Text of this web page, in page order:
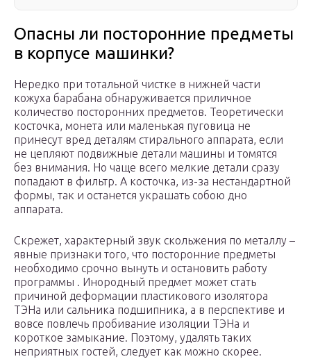
Опасны ли посторонние предметы
в корпусе машинки?
Нередко при тотальной чистке в нижней части
кожуха барабана обнаруживается приличное
количество посторонних предметов. Теоретически
косточка, монета или маленькая пуговица не
принесут вред деталям стирального аппарата, если
не цепляют подвижные детали машины и томятся
без внимания. Но чаще всего мелкие детали сразу
попадают в фильтр. А косточка, из-за нестандартной
формы, так и останется украшать собою дно
аппарата.
Скрежет, характерный звук скольжения по металлу –
явные признаки того, что посторонние предметы
необходимо срочно вынуть и остановить работу
программы . Инородный предмет может стать
причиной деформации пластикового изолятора
ТЭНа или сальника подшипника, а в перспективе и
вовсе повлечь пробивание изоляции ТЭНа и
короткое замыкание. Поэтому, удалять таких
неприятных гостей, следует как можно скорее.